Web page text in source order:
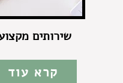
שירותים
קרא עוד